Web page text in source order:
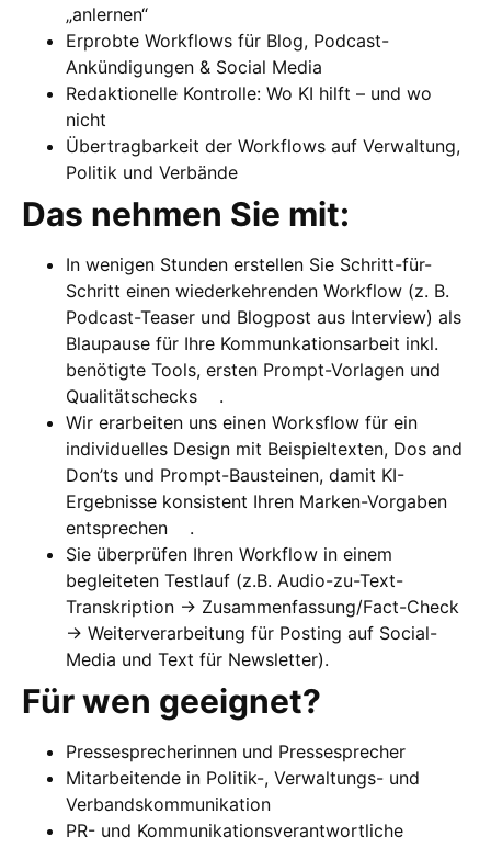
„anlernen“
Erprobte Workflows für Blog, Podcast-
Ankündigungen & Social Media
Redaktionelle Kontrolle: Wo KI hilft – und wo
nicht
Übertragbarkeit der Workflows auf Verwaltung,
Politik und Verbände
Das nehmen Sie mit:
In wenigen Stunden erstellen Sie Schritt-für-
Schritt einen wiederkehrenden Workflow (z. B.
Podcast-Teaser und Blogpost aus Interview) als
Blaupause für Ihre Kommunkationsarbeit inkl.
benötigte Tools, ersten Prompt-Vorlagen und
Qualitätschecks .
Wir erarbeiten uns einen Worksflow für ein
individuelles Design mit Beispieltexten, Dos and
Don’ts und Prompt-Bausteinen, damit KI-
Ergebnisse konsistent Ihren Marken-Vorgaben
entsprechen .
Sie überprüfen Ihren Workflow in einem
begleiteten Testlauf (z.B. Audio-zu-Text-
Transkription → Zusammenfassung/Fact-Check
→ Weiterverarbeitung für Posting auf Social-
Media und Text für Newsletter).
Für wen geeignet?
Pressesprecherinnen und Pressesprecher
Mitarbeitende in Politik-, Verwaltungs- und
Verbandskommunikation
PR- und Kommunikationsverantwortliche